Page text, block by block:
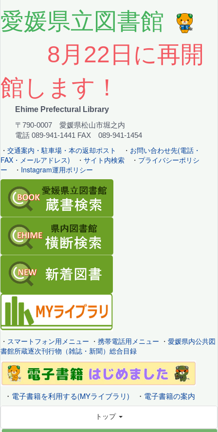
愛媛県立図書館
8月22日に再開
館します！
Ehime Prefectural Library
〒790-0007 愛媛県松山市堀之内
電話 089-941-1441 FAX 089-941-1454
・ 交通案内・駐車場・本の返却ポスト ・ お問い合わせ先(電話・
FAX・メールアドレス) ・ サイト内検索 ・ プライバシーポリシ
ー ・ Instagram運用ポリシー
・ スマートフォン用メニュー ・ 携帯電話用メニュー ・ 愛媛県内公共図
書館所蔵逐次刊行物（雑誌・新聞）総合目録
・ 電子書籍を利用する(MYライブラリ) ・ 電子書籍の案内
トップ